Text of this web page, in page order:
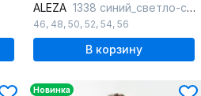
ALEZA 1338 синий_светло-серый
46, 48, 50, 52, 54, 56
В корзину
Новинка